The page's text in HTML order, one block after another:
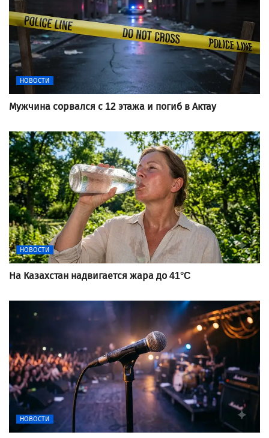
НОВОСТИ
Мужчина сорвался с 12 этажа и погиб в Актау
НОВОСТИ
На Казахстан надвигается жара до 41°C
НОВОСТИ